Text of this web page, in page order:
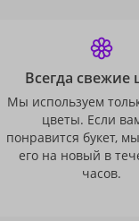
Всегда свежие
Мы используем
цветы. Если
понравится букет,
его на новый в
часов.